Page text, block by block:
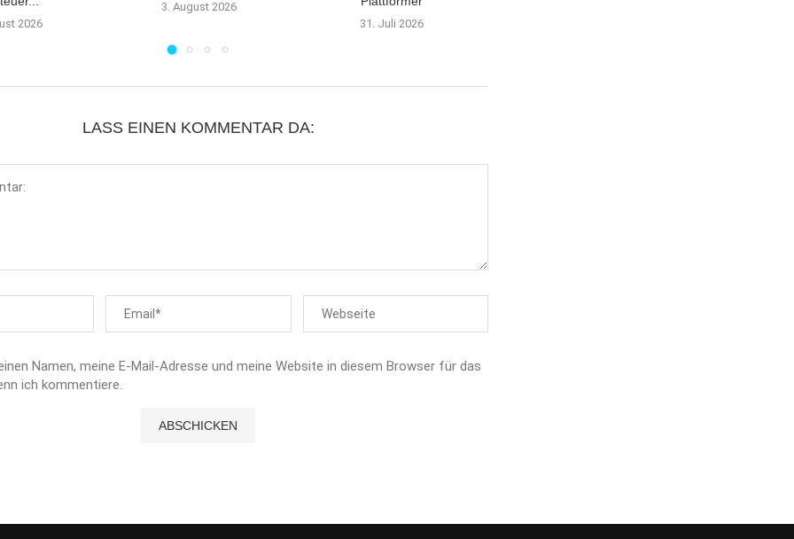
2026
3. August 2026
31. Juli 2026
LASS EINEN KOMMENTAR DA:
Namen, meine E-Mail-Adresse und meine Website in diesem Browser für das
ich kommentiere.